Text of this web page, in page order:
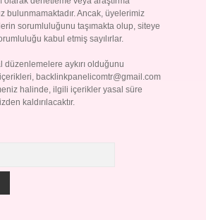
bulunmamaktadır. Ancak, üyelerimiz
sorumluluğunu taşımakta olup, siteye
kabul etmiş sayılırlar.
düzenlemelere aykırı olduğunu
backlinkpanelicomtr@gmail.com
halinde, ilgili içerikler yasal süre
kaldırılacaktır.